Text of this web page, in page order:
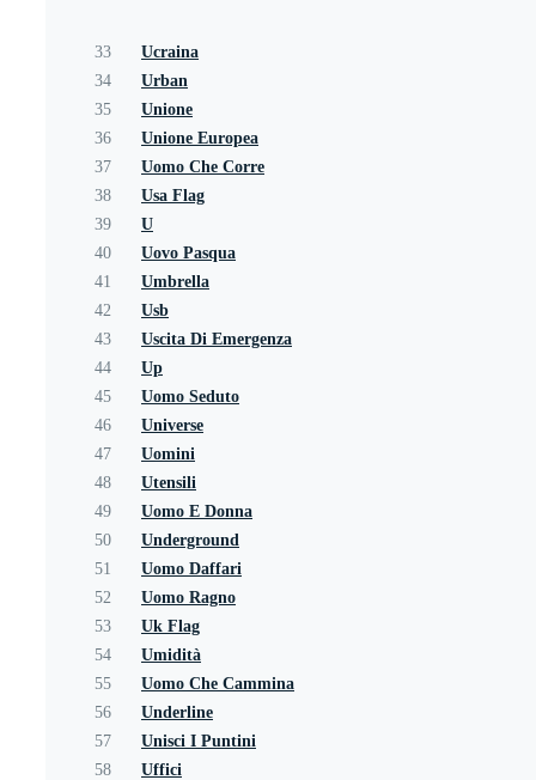
33
Ucraina
34
Urban
35
Unione
36
Unione Europea
37
Uomo Che Corre
38
Usa Flag
39
U
40
Uovo Pasqua
41
Umbrella
42
Usb
43
Uscita Di Emergenza
44
Up
45
Uomo Seduto
46
Universe
47
Uomini
48
Utensili
49
Uomo E Donna
50
Underground
51
Uomo Daffari
52
Uomo Ragno
53
Uk Flag
54
Umidità
55
Uomo Che Cammina
56
Underline
57
Unisci I Puntini
58
Uffici